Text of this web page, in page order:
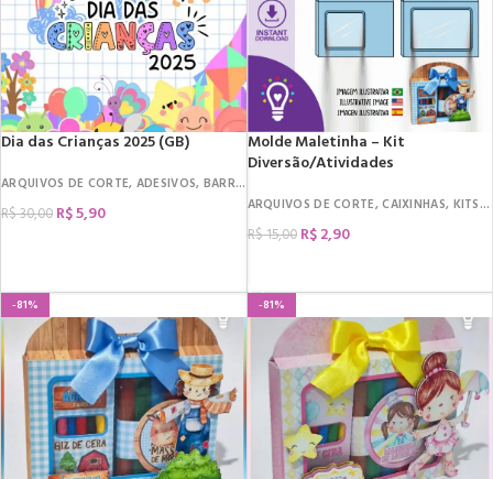
Dia das Crianças 2025 (GB)
ARQUIVOS DE CORTE, ADESIVOS, BARRA DE CHOCOLATE
R$30,00 R$5,90
Molde Maletinha – Kit
Diversão/Atividades
ARQUIVOS DE CORTE,CAIXINHAS, KITS COLORIR
R$15,00 R$2,90
-81% -81%